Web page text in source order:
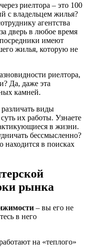
риелтора – это 100
с владельцем жилья?
агентства
дверь в любое время
имеют
жилья, которую не
риелтора,
Да, даже эта
камней.
виды
их работы. Узнаете
в жизни.
бессмысленно?
находится в поисках
рынка
– вы его не
в него
на «теплого»